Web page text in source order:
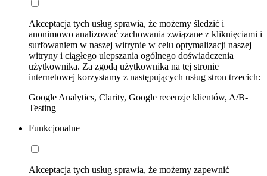
Akceptacja tych usług sprawia, że możemy śledzić i
anonimowo analizować zachowania związane z kliknięciami i
surfowaniem w naszej witrynie w celu optymalizacji naszej
witryny i ciągłego ulepszania ogólnego doświadczenia
użytkownika. Za zgodą użytkownika na tej stronie
internetowej korzystamy z następujących usług stron trzecich:
Google Analytics, Clarity, Google recenzje klientów, A/B-
Testing
Funkcjonalne
Akceptacja tych usług sprawia, że możemy zapewnić